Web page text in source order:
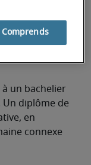
des différents
devenir
un bachelier
Un diplôme de
en
connexe
Comprends